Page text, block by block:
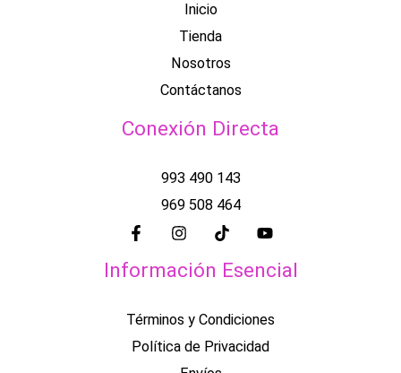
Inicio
Tienda
Nosotros
Contáctanos
Conexión Directa
993 490 143
969 508 464
Información Esencial
Términos y Condiciones
Política de Privacidad